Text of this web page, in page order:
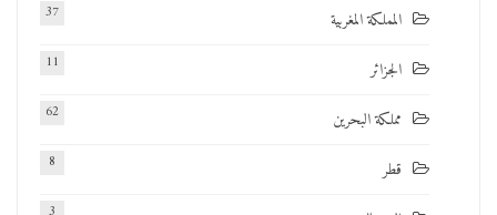
المملكة المغربية 37
الجزائر 11
مملكة البحرين 62
قطر 8